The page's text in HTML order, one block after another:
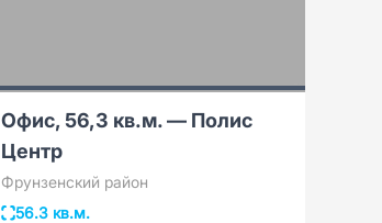
Офис, 56,3 кв.м. — Полис
Центр
Фрунзенский район
56.3 кв.м.